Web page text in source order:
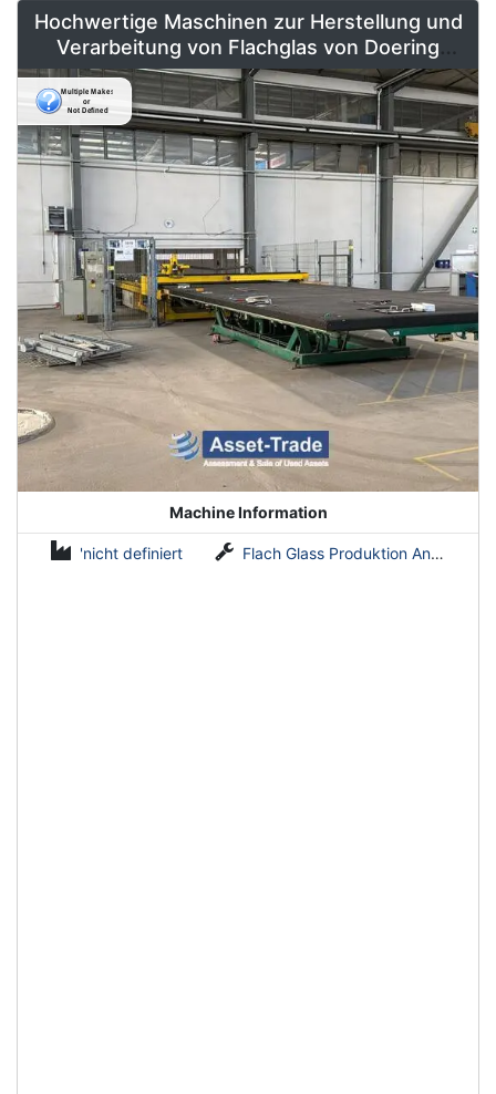
Hochwertige Maschinen zur Herstellung und
Verarbeitung von Flachglas von Doering
Radeburg – Weltweit erhältlich
Machine Information
'nicht definiert Flach Glass Produktion Anlagen